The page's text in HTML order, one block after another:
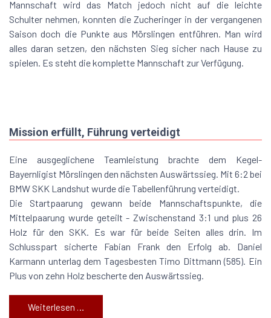
Mannschaft wird das Match jedoch nicht auf die leichte
Schulter nehmen, konnten die Zucheringer in der vergangenen
Saison doch die Punkte aus Mörslingen entführen. Man wird
alles daran setzen, den nächsten Sieg sicher nach Hause zu
spielen. Es steht die komplette Mannschaft zur Verfügung.
Mission erfüllt, Führung verteidigt
Eine ausgeglichene Teamleistung brachte dem Kegel-
Bayernligist Mörslingen den nächsten Auswärtssieg. Mit 6:2 bei
BMW SKK Landshut wurde die Tabellenführung verteidigt.
Die Startpaarung gewann beide Mannschaftspunkte, die
Mittelpaarung wurde geteilt - Zwischenstand 3:1 und plus 26
Holz für den SKK. Es war für beide Seiten alles drin. Im
Schlusspart sicherte Fabian Frank den Erfolg ab. Daniel
Karmann unterlag dem Tagesbesten Timo Dittmann (585). Ein
Plus von zehn Holz bescherte den Auswärtssieg.
Weiterlesen …